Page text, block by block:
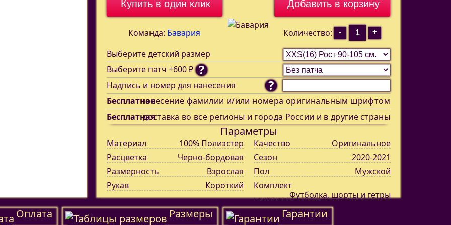
Купить в один клик
Команда: Бавария Количество: -
+
Выберите детский размер
?
Выберите патч +600 ₽
Надпись и номер для нанесения
?
Бесплатноенанесение фамилии и/или номера оригинальным шрифтом
Бесплатнаядоставка во все регионы и города России и в другие страны
Параметры
Материал 100% Полиэстер Качество
Оригинальное
Расцветка
Черно-бордовая Сезон
2020-2021
Размерность
Взрослая Пол
Мужской
Рукав
Короткий
Комплект
Футболка, шорты и гетры
Оплата Размеры Гарантии